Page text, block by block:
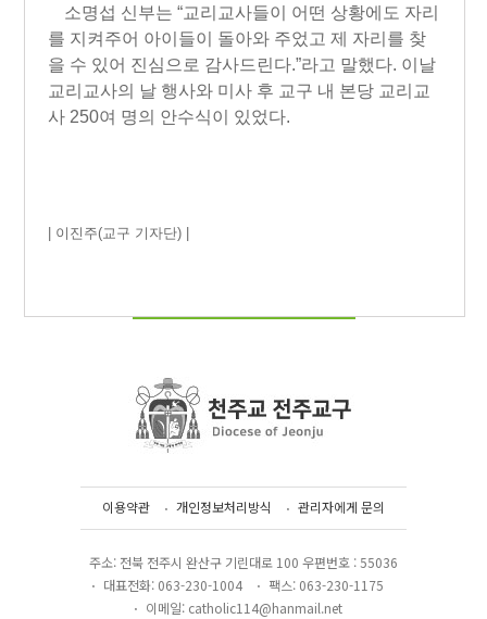
소명섭 신부는 “교리교사들이 어떤 상황에도 자리
를 지켜주어 아이들이 돌아와 주었고 제 자리를 찾
을 수 있어 진심으로 감사드린다.”라고 말했다. 이날
교리교사의 날 행사와 미사 후 교구 내 본당 교리교
사 250여 명의 안수식이 있었다.
| 이진주(교구 기자단) |
이용약관 개인정보처리방식 관리자에게 문의
주소: 전북 전주시 완산구 기린대로 100 우편번호 : 55036
대표전화: 063-230-1004
팩스: 063-230-1175
이메일: catholic114@hanmail.net